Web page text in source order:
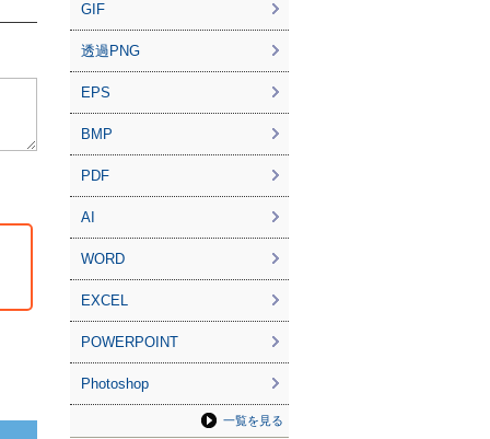
GIF
透過PNG
EPS
BMP
PDF
AI
WORD
EXCEL
POWERPOINT
Photoshop
一覧を見る